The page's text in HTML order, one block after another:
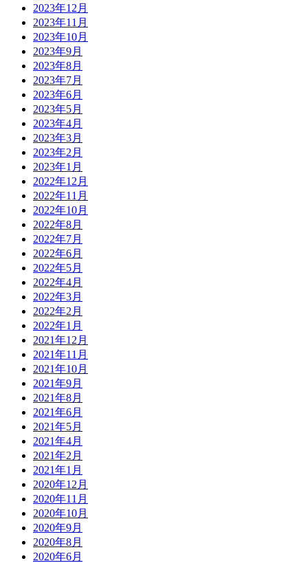
2023年12月
2023年11月
2023年10月
2023年9月
2023年8月
2023年7月
2023年6月
2023年5月
2023年4月
2023年3月
2023年2月
2023年1月
2022年12月
2022年11月
2022年10月
2022年8月
2022年7月
2022年6月
2022年5月
2022年4月
2022年3月
2022年2月
2022年1月
2021年12月
2021年11月
2021年10月
2021年9月
2021年8月
2021年6月
2021年5月
2021年4月
2021年2月
2021年1月
2020年12月
2020年11月
2020年10月
2020年9月
2020年8月
2020年6月